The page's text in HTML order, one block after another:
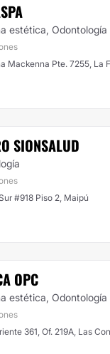
estética, Odontología
Mackenna Pte. 7255, La
SIONSALUD
#918 Piso 2, Maipú
OPC
estética, Odontología
361, Of. 219A, Las